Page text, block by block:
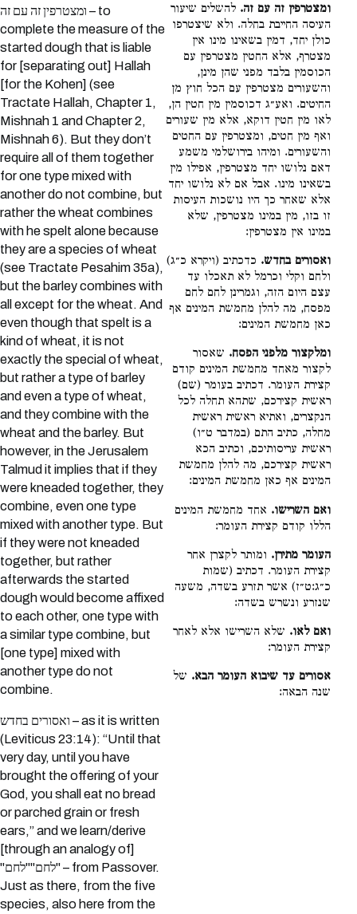
ומצטרפין זה עם זה – to
complete the measure of the
started dough that is liable
for [separating out] Hallah
[for the Kohen] (see
Tractate Hallah, Chapter 1,
Mishnah 1 and Chapter 2,
Mishnah 6). But they don’t
require all of them together
for one type mixed with
another do not combine, but
rather the wheat combines
with he spelt alone because
they are a species of wheat
(see Tractate Pesahim 35a),
but the barley combines with
all except for the wheat. And
even though that spelt is a
kind of wheat, it is not
exactly the special of wheat,
but rather a type of barley
and even a type of wheat,
and they combine with the
wheat and the barley. But
however, in the Jerusalem
Talmud it implies that if they
were kneaded together, they
combine, even one type
mixed with another type. But
if they were not kneaded
together, but rather
afterwards the started
dough would become affixed
to each other, one type with
a similar type combine, but
[one type] mixed with
another type do not
combine.
ואסורים בחדש – as it is written
(Leviticus 23:14): “Until that
very day, until you have
brought the offering of your
God, you shall eat no bread
or parched grain or fresh
ears,” and we learn/derive
[through an analogy of]
"לחם""לחם" – from Passover.
Just as there, from the five
species, also here from the
ומצטרפין זה עם זה. להשלים שיעור
העיסה החייבת בחלה. ולא שיצטרפו
כולן יחד, דמין בשאינו מינו אין
מצטרף, אלא החטין מצטרפין עם
הכוסמין בלבד מפני שהן מינן,
והשעורים מצטרפין עם הכל חוץ מן
החיטים. ואע״ג דכוסמין מין חטין הן,
לאו מין חטין דוקא, אלא מין שעורים
ואף מין חטים, ומצטרפין עם החטים
והשעורים. ומיהו בירושלמי משמע
דאם נלושו יחד מצטרפין, אפילו מין
בשאינו מינו. אבל אם לא נלושו יחד
אלא שאחר כך היו נושכות העיסות
זו בזו, מין במינו מצטרפין, שלא
במינו אין מצטרפין:
ואסורים בחדש. כדכתיב (ויקרא כ״ג)
ולחם וקלי וכרמל לא תאכלו עד
עצם היום הזה, וגמרינן לחם לחם
מפסח, מה להלן מחמשת המינים אף
כאן מחמשת המינים:
ומלקצור מלפני הפסח. שאסור
לקצור מאחד מחמשת המינים קודם
קצירת העומר. דכתיב בעומר (שם)
ראשית קצירכם, שתהא תחלה לכל
הנקצרים, ואתיא ראשית ראשית
מחלה, כתיב התם (במדבר ט״ו)
ראשית עריסותיכם, וכתיב הכא
ראשית קצירכם, מה להלן מחמשת
המינים אף כאן מחמשת המינים:
ואם השרישו. אחד מחמשת המינים
הללו קודם קצירת העומר:
העומר מתירן. ומותר לקצרן אחר
קצירת העומר. דכתיב (שמות
כ״ג:ט״ז) אשר תזרע בשדה, משעה
שנזרע ונשרש בשדה:
ואם לאו. שלא השרישו אלא לאחר
קצירת העומר:
אסורים עד שיבוא העומר הבא. של
שנה הבאה: